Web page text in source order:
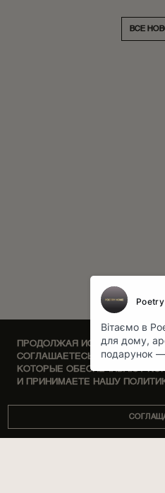
ПРОДОЛЖАЯ ИСПОЛЬЗОВАТЬ
СОГЛАШАЕТЕСЬ НА
КОТОРЫЕ ОБЕСПЕЧИВАЮТ
И ПРИНИМАЕТЕ НАШУ
ВСЕ